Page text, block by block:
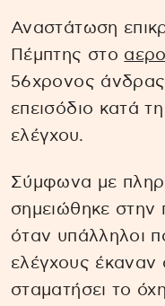
Αναστάτωση
Πέμπτης στο
56χρονος
επεισόδιο κατά
ελέγχου.
Σύμφωνα με
σημειώθηκε στην
όταν υπάλληλοι
ελέγχους
σταματήσει το